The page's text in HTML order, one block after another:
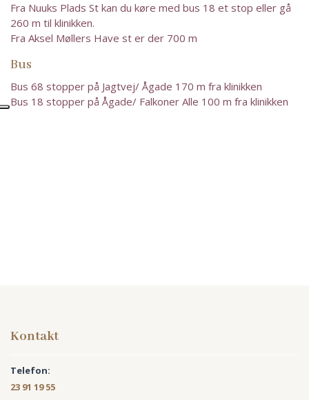
Fra Nuuks Plads St kan du køre med bus 18 et stop eller gå
260 m til klinikken.
Fra Aksel Møllers Have st er der 700 m
Bus
Bus 68 stopper på Jagtvej/ Ågade 170 m fra klinikken
Bus 18 stopper på Ågade/ Falkoner Alle 100 m fra klinikken
Kontakt
Telefon:
23 91 19 55